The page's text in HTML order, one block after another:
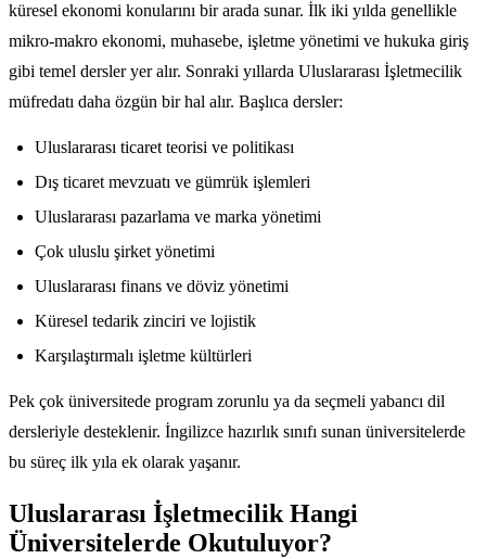
küresel ekonomi konularını bir arada sunar. İlk iki yılda genellikle
mikro-makro ekonomi, muhasebe, işletme yönetimi ve hukuka giriş
gibi temel dersler yer alır. Sonraki yıllarda Uluslararası İşletmecilik
müfredatı daha özgün bir hal alır. Başlıca dersler:
Uluslararası ticaret teorisi ve politikası
Dış ticaret mevzuatı ve gümrük işlemleri
Uluslararası pazarlama ve marka yönetimi
Çok uluslu şirket yönetimi
Uluslararası finans ve döviz yönetimi
Küresel tedarik zinciri ve lojistik
Karşılaştırmalı işletme kültürleri
Pek çok üniversitede program zorunlu ya da seçmeli yabancı dil
dersleriyle desteklenir. İngilizce hazırlık sınıfı sunan üniversitelerde
bu süreç ilk yıla ek olarak yaşanır.
Uluslararası İşletmecilik Hangi
Üniversitelerde Okutuluyor?